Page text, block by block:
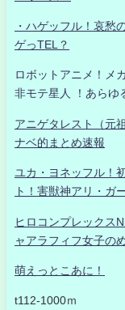
・ハゲッフル！哀愁
ゲっTEL？
ロボットアニメ！メ
非モテ星人 ！あらゆ
アニゲタレスト（元
ナベ的まとめ速報
ユカ・ヨネッフル！
ト！害獣神アリ・ガ
ヒロコンプレックス
ャアラフィフ女子の
萌えっとこあに！
t112-1000ｍ